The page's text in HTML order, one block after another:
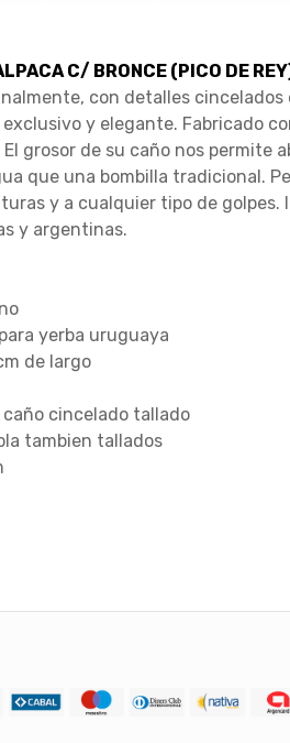
C/ BRONCE (PICO DE
con detalles cincelados
y elegante. Fabricado
grosor de su caño nos permite
que una bombilla tradicional.
y a cualquier tipo de golpes.
y argentinas.
yerba uruguaya
de largo
cincelado tallado
tambien tallados